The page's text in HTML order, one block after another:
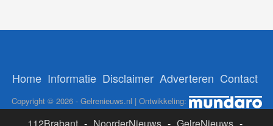
Home Informatie Disclaimer Adverteren Contact
Copyright © 2026 - Gelrenieuws.nl | Ontwikkeling:
112Brabant - NoorderNieuws - GelreNieuws -